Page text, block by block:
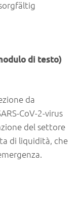
di testo)
da
CoV-2-virus
del settore
di liquidità, che